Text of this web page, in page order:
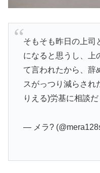
そもそも昨日の上司
になると思うし、上
て言われたから、辞
スがっつり減らされ
りえる)労基に相談
— メラ?